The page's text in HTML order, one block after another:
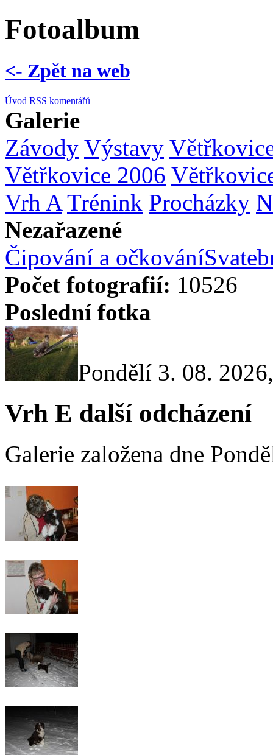
Fotoalbum
<- Zpět na web
Úvod RSS komentářů
Galerie
Závody Výstavy
Větřkovice 2006
Vrh A Trénink Procházky
Nezařazené
Čipování a očkování
Počet fotografií: 10526
Poslední fotka
Pondělí 3. 08.
Vrh E další odcházení
Galerie založena dne